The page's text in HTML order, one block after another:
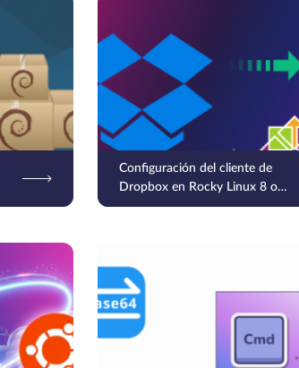
Configuración del cliente de
Dropbox en Rocky Linux 8 o
CentOS 8